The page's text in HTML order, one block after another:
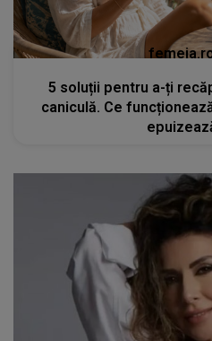
5 soluții pentru a-ți
caniculă. Ce